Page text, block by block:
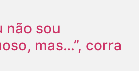
não sou
mas…”, corra